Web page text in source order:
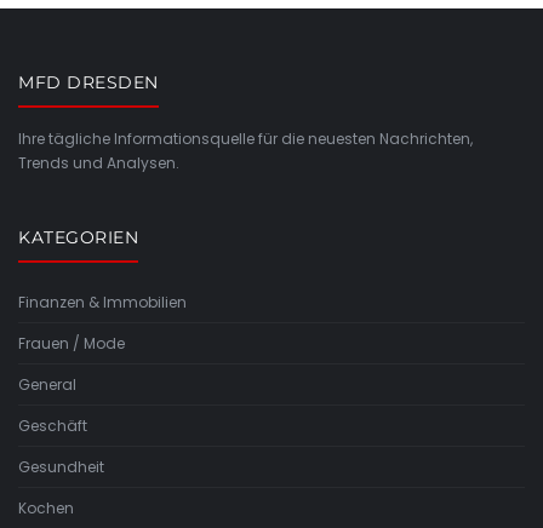
MFD DRESDEN
Ihre tägliche Informationsquelle für die neuesten Nachrichten,
Trends und Analysen.
KATEGORIEN
Finanzen & Immobilien
Frauen / Mode
General
Geschäft
Gesundheit
Kochen